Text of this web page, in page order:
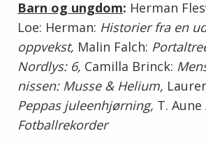
Barn og ungdom: Herman
Loe: Herman: Historier fra en
oppvekst, Malin Falch:
Nordlys: 6, Camilla Brinck:
nissen: Musse & Helium,
Peppas juleenhjørning, T. Aune
Fotballrekorder